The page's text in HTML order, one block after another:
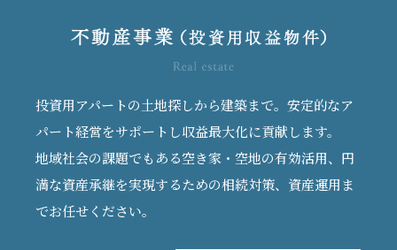
投資用アパートの土地探しから建築まで。安定的なア
パート経営をサポートし収益最大化に貢献します。
地域社会の課題でもある空き家・空地の有効活用、円
満な資産承継を実現するための相続対策、資産運用ま
でお任せください。